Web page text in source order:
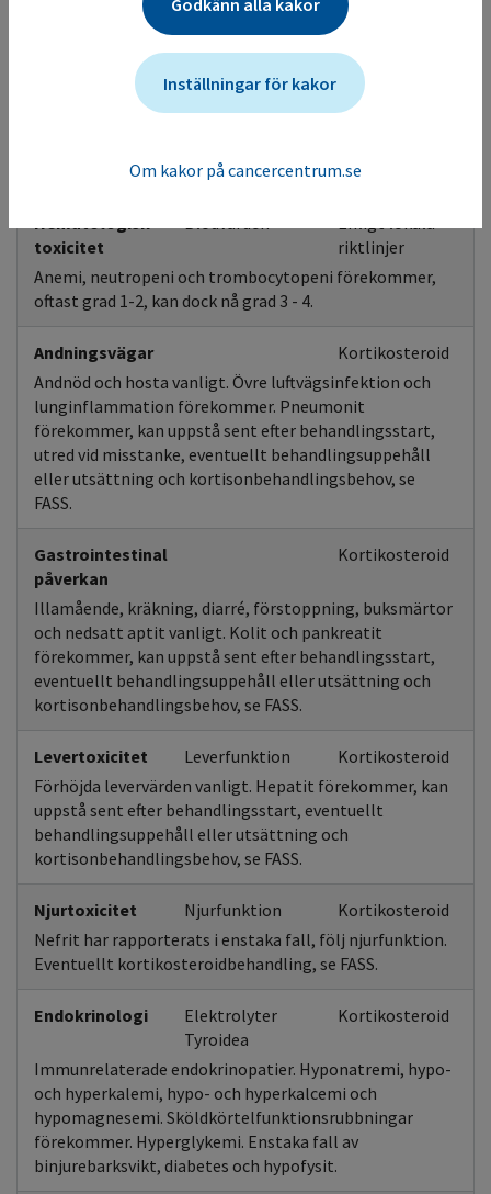
Observera att biverkningar generellt kan uppstå sent,
även efter behandlingsavslut.
Eventuellt behov av kortikosteroidbehandling, se FASS.
Blodtryck
Akutberedskap
Infusionsrelaterad reaktion förekommer.
Hematologisk
toxicitet
Blodvärden
Enligt lokala
riktlinjer
Anemi, neutropeni och trombocytopeni förekommer,
oftast grad 1-2, kan dock nå grad 3 - 4.
Andningsvägar
Kortikosteroid
Andnöd och hosta vanligt. Övre luftvägsinfektion och
lunginflammation förekommer. Pneumonit
förekommer, kan uppstå sent efter behandlingsstart,
utred vid misstanke, eventuellt behandlingsuppehåll
eller utsättning och kortisonbehandlingsbehov, se
FASS.
Gastrointestinal
påverkan
Kortikosteroid
Illamående, kräkning, diarré, förstoppning, buksmärtor
och nedsatt aptit vanligt. Kolit och pankreatit
förekommer, kan uppstå sent efter behandlingsstart,
eventuellt behandlingsuppehåll eller utsättning och
kortisonbehandlingsbehov, se FASS.
Levertoxicitet Leverfunktion
Kortikosteroid
Förhöjda levervärden vanligt. Hepatit förekommer, kan
uppstå sent efter behandlingsstart, eventuellt
behandlingsuppehåll eller utsättning och
kortisonbehandlingsbehov, se FASS.
Njurtoxicitet Njurfunktion
Kortikosteroid
Nefrit har rapporterats i enstaka fall, följ njurfunktion.
Eventuellt kortikosteroidbehandling, se FASS.
Endokrinologi Elektrolyter
Kortikosteroid
Tyroidea
Immunrelaterade endokrinopatier. Hyponatremi, hypo-
och hyperkalemi, hypo- och hyperkalcemi och
hypomagnesemi. Sköldkörtelfunktionsrubbningar
förekommer. Hyperglykemi. Enstaka fall av
binjurebarksvikt, diabetes och hypofysit.
Godkänn alla kakor
Inställningar för kakor
Om kakor på cancercentrum.se